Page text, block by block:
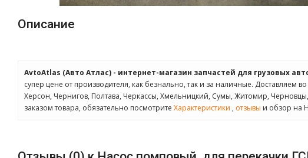
Описание
AvtoAtlas (Авто Атлас) - интернет-магазин запчастей для грузовых
супер цене от производителя, как безнально, так и за наличные.
Херсон, Чернигов, Полтава, Черкассы, Хмельницкий, Сумы, Житомир,
заказом товара, обязательно посмотрите Характеристики , отзывы и обзор на